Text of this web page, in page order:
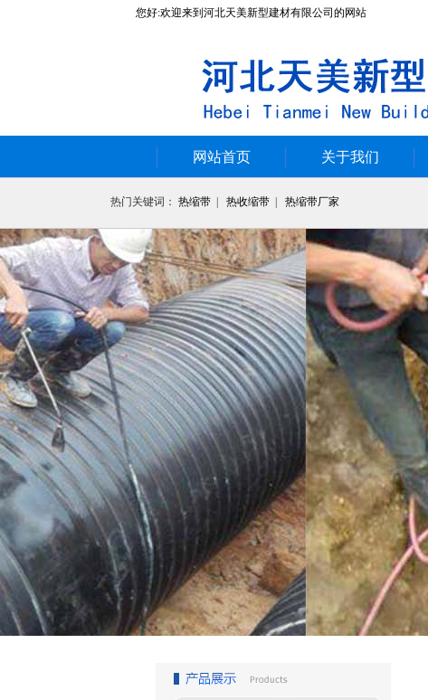
您好:欢迎来到河北天美新型建材有限公司的网站
网站首页 关于我们
热门关键词： 热缩带 热收缩带 热缩带厂家
1 3